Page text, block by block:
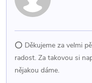
⭕ Děkujeme za velmi
radost. Za takovou si
nějakou dáme.